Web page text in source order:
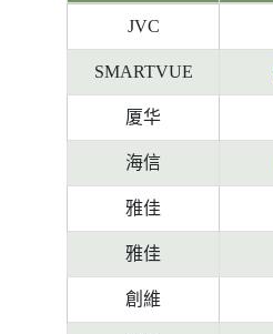
号
签
料
JVC
SMARTVUE
厦华
海信
雅佳
雅佳
創維